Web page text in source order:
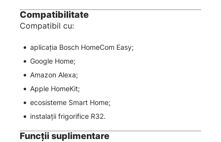
Compatibilitate
Compatibil cu:
aplicația Bosch HomeCom Easy;
Google Home;
Amazon Alexa;
Apple HomeKit;
ecosisteme Smart Home;
instalații frigorifice R32.
Funcții suplimentare